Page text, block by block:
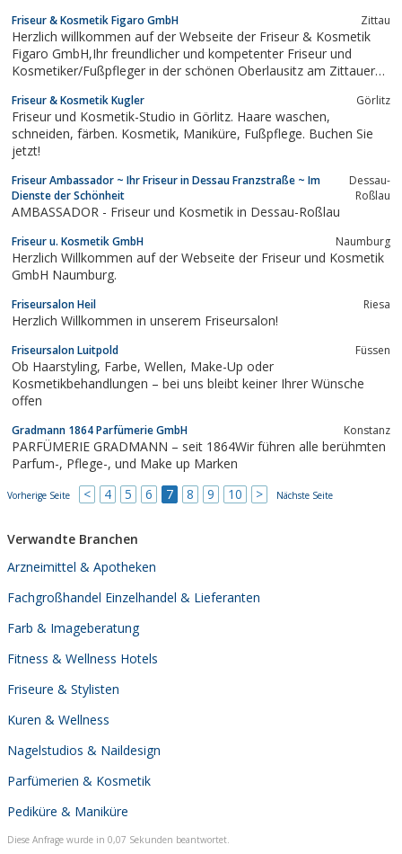
Produktpalette findet man von dem Fachgrosshändler auf der
Webseite.
Friseur & Kosmetik Figaro GmbH Zittau
Herzlich willkommen auf der Webseite der Friseur & Kosmetik
Figaro GmbH,Ihr freundlicher und kompetenter Friseur und
Kosmetiker/Fußpfleger in der schönen Oberlausitz am Zittauer
Frisuren, Schnitte, Farben und Stylings erwarten Sie. Unsere
Friseurinnen,...
Friseur & Kosmetik Kugler Görlitz
Friseur und Kosmetik-Studio in Görlitz. Haare waschen,
schneiden, färben. Kosmetik, Maniküre, Fußpflege. Buchen Sie
jetzt!
Friseur Ambassador ~ Ihr Friseur in Dessau Franzstraße ~ Im
Dienste der Schönheit
Dessau-
Roßlau
AMBASSADOR - Friseur und Kosmetik in Dessau-Roßlau
Friseur u. Kosmetik GmbH Naumburg
Herzlich Willkommen auf der Webseite der Friseur und Kosmetik
GmbH Naumburg.
Friseursalon Heil Riesa
Herzlich Willkommen in unserem Friseursalon!
Friseursalon Luitpold Füssen
Ob Haarstyling, Farbe, Wellen, Make-Up oder
Kosmetikbehandlungen – bei uns bleibt keiner Ihrer Wünsche
offen
Gradmann 1864 Parfümerie GmbH Konstanz
PARFÜMERIE GRADMANN – seit 1864Wir führen alle berühmten
Parfum-, Pflege-, und Make up Marken
Vorherige Seite < 4 5 6 7 8 9 10 > Nächste Seite
Verwandte Branchen
Arzneimittel & Apotheken
Fachgroßhandel Einzelhandel & Lieferanten
Farb & Imageberatung
Fitness & Wellness Hotels
Friseure & Stylisten
Kuren & Wellness
Nagelstudios & Naildesign
Parfümerien & Kosmetik
Pediküre & Maniküre
Diese Anfrage wurde in 0,07 Sekunden beantwortet.